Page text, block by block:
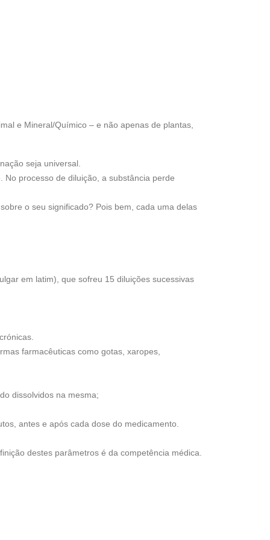
e Mineral/Químico – e não apenas de plantas,
seja universal.
processo de diluição, a substância perde
o seu significado? Pois bem, cada uma delas
em latim), que sofreu 15 diluições sucessivas
farmacêuticas como gotas, xaropes,
dissolvidos na mesma;
antes e após cada dose do medicamento.
destes parâmetros é da competência médica.